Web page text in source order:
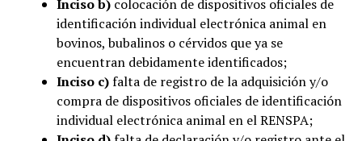
Inciso b) colocación de dispositivos oficiales de
identificación individual electrónica animal en
bovinos, bubalinos o cérvidos que ya se
encuentran debidamente identificados;
Inciso c)falta de registro de la adquisición y/o
compra de dispositivos oficiales de identificación
individual electrónica animal en el RENSPA;